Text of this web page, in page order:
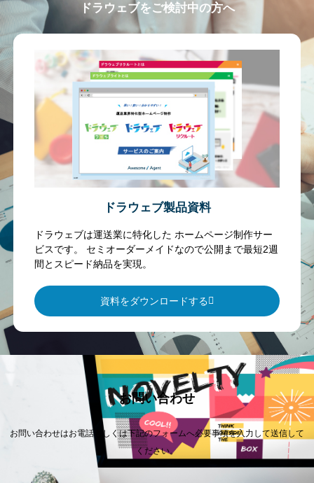
ドラウェブをご検討中の方へ
ドラウェブ製品資料
ドラウェブは運送業に特化した ホームページ制作サー
ビスです。 セミオーダーメイドなので公開まで最短2週
間とスピード納品を実現。
資料をダウンロードする
お問い合わせ
お問い合わせはお電話もしくは下記のフォームへ必要事項を入力して送信して
ください。